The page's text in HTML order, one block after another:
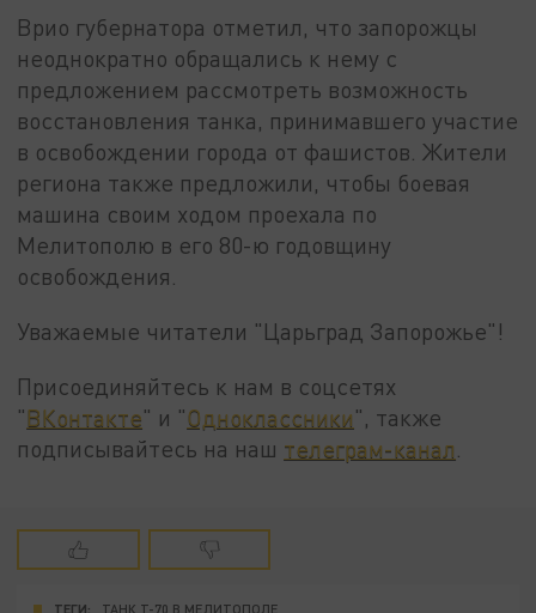
Врио губернатора отметил, что запорожцы
неоднократно обращались к нему с
предложением рассмотреть возможность
восстановления танка, принимавшего участие
в освобождении города от фашистов. Жители
региона также предложили, чтобы боевая
машина своим ходом проехала по
Мелитополю в его 80-ю годовщину
освобождения.
Уважаемые читатели "Царьград Запорожье"!
Присоединяйтесь к нам в соцсетях
"ВКонтакте" и "Одноклассники", также
подписывайтесь на наш телеграм-канал
ТЕГИ:
ТАНК Т-70 В МЕЛИТОПОЛЕ